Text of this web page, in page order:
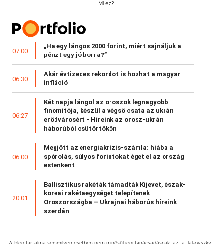
Mi ez?
07:00
„Ha egy lángos 2000 forint, miért sajnáljuk a
pénzt egy jó borra?”
06:30
Akár évtizedes rekordot is hozhat a magyar
infláció
06:27
Két napja lángol az oroszok legnagyobb
finomítója, készül a végső csata az ukrán
erődvárosért - Híreink az orosz-ukrán
háborúból csütörtökön
06:00
Megjött az energiakrízis-számla: hiába a
spórolás, súlyos forintokat éget el az ország
esténként
20:01
Ballisztikus rakéták támadták Kijevet, észak-
koreai rakétaegységet telepítenek
Oroszországba – Ukrajnai háborús híreink
szerdán